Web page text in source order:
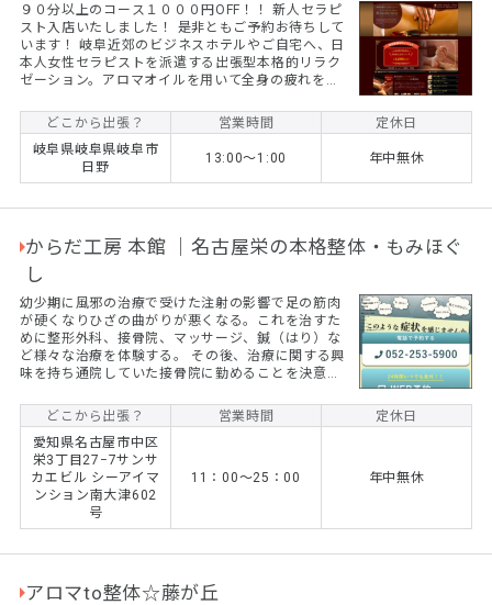
９０分以上のコース１０００円OFF！！ 新人セラピ
スト入店いたしました！ 是非ともご予約お待ちして
います！ 岐阜近郊のビジネスホテルやご自宅へ、日
本人女性セラピストを派遣する出張型本格的リラク
ゼーション。アロマオイルを用いて全身の疲れを癒
ピスト大募集中です！未経験者でも大丈夫です！
どこから出張？ 営業時間
定休日
岐阜県岐阜県岐阜市
日野
13:00～1:00 年中無休
からだ工房 本館 ｜名古屋栄の本格整体・もみほぐ
し
幼少期に風邪の治療で受けた注射の影響で足の筋肉
が硬くなりひざの曲がりが悪くなる。これを治すた
めに整形外科、接骨院、マッサージ、鍼（はり）な
ど様々な治療を体験する。 その後、治療に関する興
味を持ち通院していた接骨院に勤めることを決意。
どこから出張？
営業時間
定休日
愛知県名古屋市中区
栄3丁目27−7サンサ
カエビル シーアイマ
ンション南大津602
号
11：00〜25：00 年中無休
アロマto整体☆藤が丘